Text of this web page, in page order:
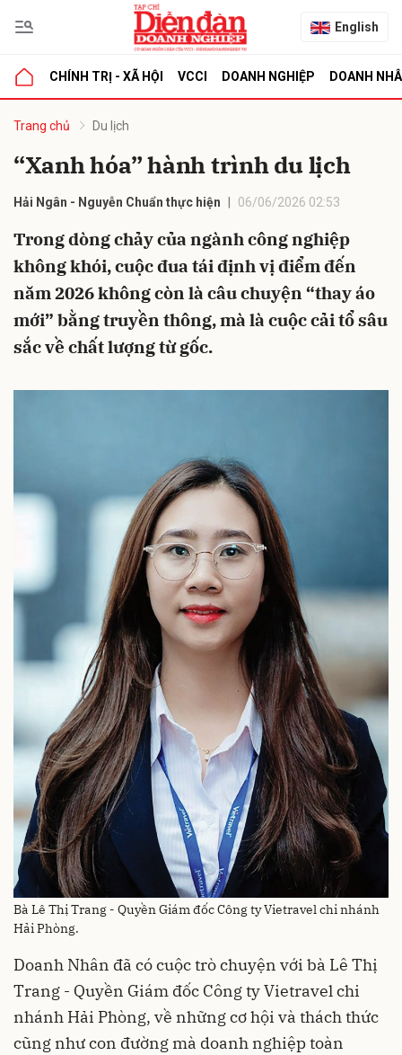
English
CHÍNH TRỊ - XÃ HỘI VCCI DOANH NGHIỆP DOANH
Trang chủ Du lịch
“Xanh hóa” hành trình du lịch
Hải Ngân - Nguyễn Chuẩn thực hiện 06/06/2026 02:53
Trong dòng chảy của ngành công nghiệp
không khói, cuộc đua tái định vị điểm đến
năm 2026 không còn là câu chuyện “thay áo
mới” bằng truyền thông, mà là cuộc cải tổ sâu
sắc về chất lượng từ gốc.
Bà Lê Thị Trang - Quyền Giám đốc Công ty Vietravel chi nhánh
Hải Phòng.
Doanh Nhân đã có cuộc trò chuyện với bà Lê Thị
Trang - Quyền Giám đốc Công ty Vietravel chi
nhánh Hải Phòng, về những cơ hội và thách thức
cũng như con đường mà doanh nghiệp toàn
luận
Hủy